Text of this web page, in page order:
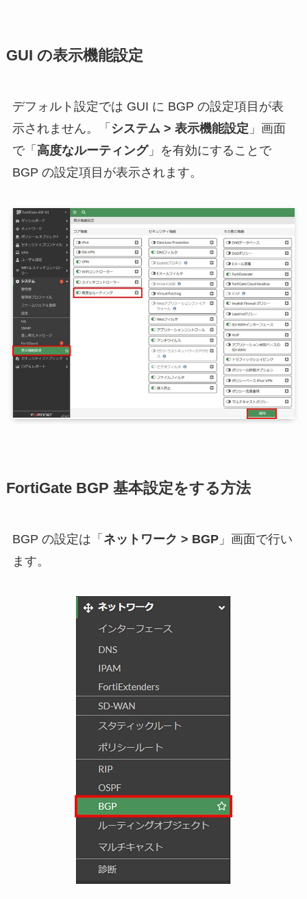
GUI の表示機能設定
デフォルト設定では GUI に BGP の設定項目が表
示されません。「 システム > 表示機能設定 」画面
で「 高度なルーティング」を有効にすることで
BGP の設定項目が表示されます。
FortiGate BGP 基本設定をする方法
BGP の設定は「 ネットワーク > BGP」画面で行い
ます。